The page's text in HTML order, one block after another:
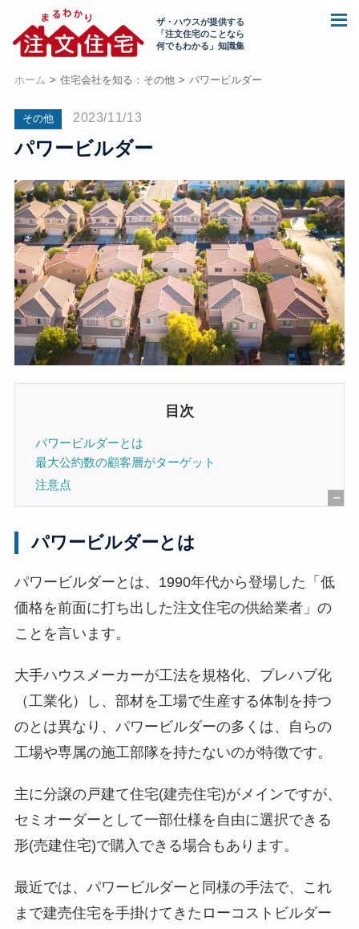
ザ・ハウスが提供する
「注文住宅のことなら
何でもわかる」知識集
ホーム 住宅会社を知る：その他 パワービルダー
その他 2023/11/13
パワービルダー
目次
[
示
パワービルダーとは
最大公約数の顧客層がターゲット
注意点
パワービルダーとは
パワービルダーとは、1990年代から登場した「低
価格を前面に打ち出した注文住宅の供給業者」の
ことを言います。
大手ハウスメーカーが工法を規格化、プレハブ化
（工業化）し、部材を工場で生産する体制を持つ
のとは異なり、パワービルダーの多くは、自らの
工場や専属の施工部隊を持たないのが特徴です。
主に分譲の戸建て住宅(建売住宅)がメインですが、
セミオーダーとして一部仕様を自由に選択できる
形(売建住宅)で購入できる場合もあります。
最近では、パワービルダーと同様の手法で、これ
まで建売住宅を手掛けてきたローコストビルダー